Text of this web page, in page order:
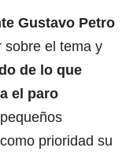
Gustavo Petro
sobre el tema y
de lo que
el paro
prioridad su